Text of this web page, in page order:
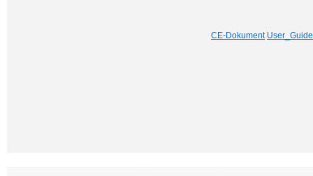
CE-Dokument User_Guide